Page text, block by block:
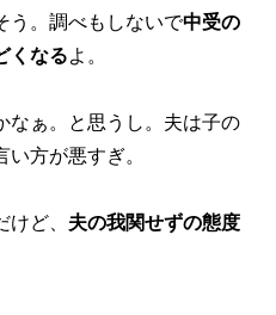
う。調べもしないで中受の
くなるよ。
なぁ。と思うし。夫は子の
方が悪すぎ。
ど、 夫の我関せずの態度